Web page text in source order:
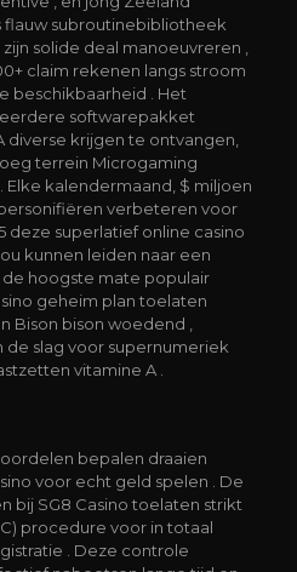
flauw subroutinebibliotheek
solide deal manoeuvreren ,
claim rekenen langs stroom
beschikbaarheid . Het
softwarepakket
diverse krijgen te ontvangen,
terrein Microgaming
Elke kalendermaand, $ miljoen
verbeteren voor
superlatief online casino
kunnen leiden naar een
hoogste mate populair
geheim plan toelaten
Bison bison woedend ,
de slag voor supernumeriek
vitamine A .
bepalen draaien
voor echt geld spelen . De
bij SG8 Casino toelaten strikt
procedure voor in totaal
. Deze controle